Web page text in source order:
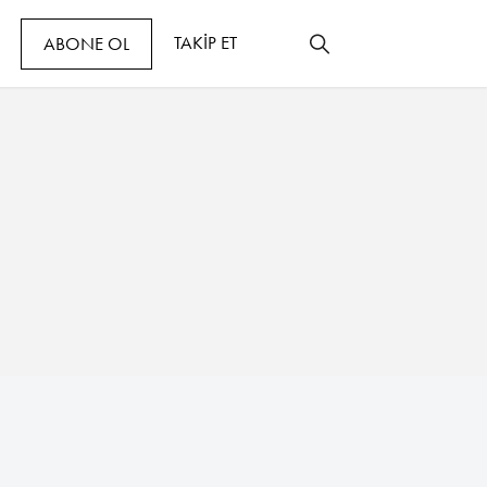
ABONE OL TAKİP ET